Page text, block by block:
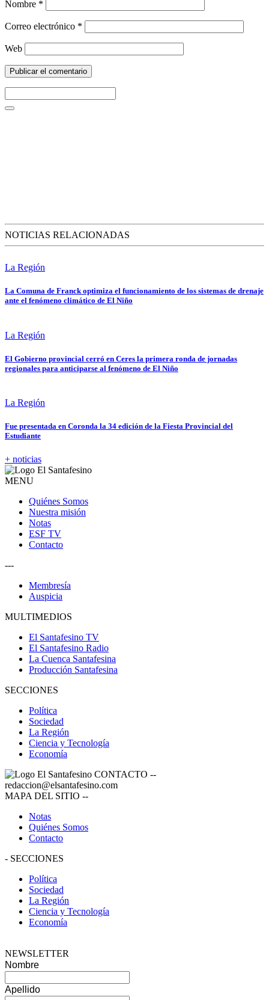
Nombre *
Correo electrónico *
Web
NOTICIAS RELACIONADAS
La Región
La Comuna de Franck optimiza el funcionamiento de los sistemas de drenaje
ante el fenómeno climático de El Niño
La Región
El Gobierno provincial cerró en Ceres la primera ronda de jornadas
regionales para anticiparse al fenómeno de El Niño
La Región
Fue presentada en Coronda la 34 edición de la Fiesta Provincial del
Estudiante
+ noticias
MENU
Quiénes Somos
Nuestra misión
Notas
ESF TV
Contacto
---
Membresía
Auspicia
MULTIMEDIOS
El Santafesino TV
El Santafesino Radio
La Cuenca Santafesina
Producción Santafesina
SECCIONES
Política
Sociedad
La Región
Ciencia y Tecnología
Economía
CONTACTO --
redaccion@elsantafesino.com
MAPA DEL SITIO --
Notas
Quiénes Somos
Contacto
- SECCIONES
Política
Sociedad
La Región
Ciencia y Tecnología
Economía
NEWSLETTER
Nombre
Apellido